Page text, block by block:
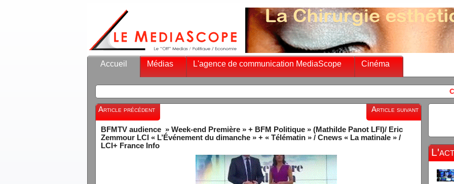
Accueil Médias L'agence de communication MediaScope Cinéma
Chaines info audience vendredi
Article précédent Article suivant
BFMTV audience » Week-end Première » + BFM Politique » (Mathilde Panot LFI)/ Eric
Zemmour LCI « L’Événement du dimanche » + « Télématin » / Cnews « La matinale » /
LCI+ France Info